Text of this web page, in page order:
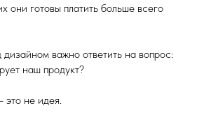
они готовы платить больше всего
важно ответить на вопрос:
наш продукт?
это не идея.